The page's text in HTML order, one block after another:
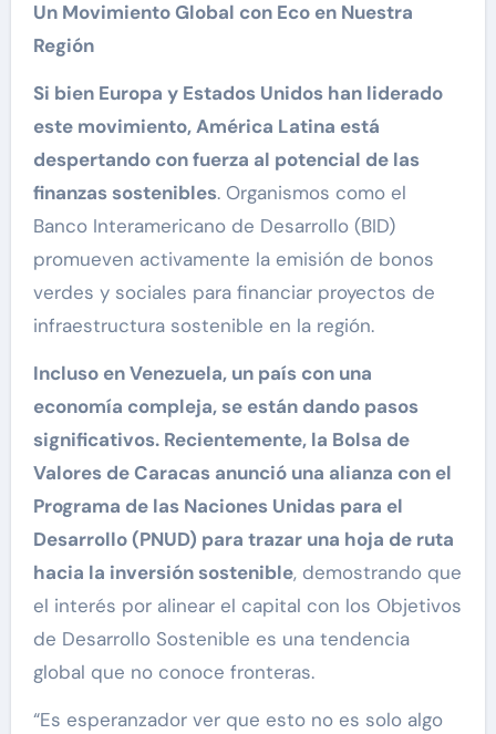
Un Movimiento Global con Eco en Nuestra
Región
Si bien Europa y Estados Unidos han liderado
este movimiento, América Latina está
despertando con fuerza al potencial de las
finanzas sostenibles. Organismos como el
Banco Interamericano de Desarrollo (BID)
promueven activamente la emisión de bonos
verdes y sociales para financiar proyectos de
infraestructura sostenible en la región.
Incluso en Venezuela, un país con una
economía compleja, se están dando pasos
significativos. Recientemente, la Bolsa de
Valores de Caracas anunció una alianza con el
Programa de las Naciones Unidas para el
Desarrollo (PNUD) para trazar una hoja de ruta
hacia la inversión sostenible, demostrando que
el interés por alinear el capital con los Objetivos
de Desarrollo Sostenible es una tendencia
global que no conoce fronteras.
“Es esperanzador ver que esto no es solo algo